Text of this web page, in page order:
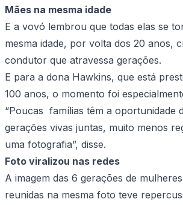
Mães na mesma idade
E a vovó lembrou que todas elas se
mesma idade, por volta dos 20 anos,
condutor que atravessa gerações.
E para a dona Hawkins, que está
100 anos, o momento foi
“Poucas famílias têm a oportunidade
gerações vivas juntas, muito menos
uma fotografia”, disse.
Foto viralizou nas redes
A imagem das 6 gerações de
reunidas na mesma foto teve